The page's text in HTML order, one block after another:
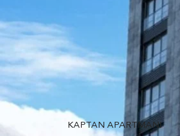
KAPTAN APARTMANI